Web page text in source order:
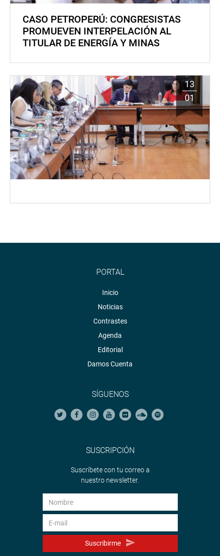
CASO PETROPERÚ: CONGRESISTAS
PROMUEVEN INTERPELACIÓN AL
TITULAR DE ENERGÍA Y MINAS
13
01
PORTAL
Inicio
Noticias
Contrastes
Agenda
Editorial
Damos Cuenta
SÍGUENOS
SUSCRIPCIÓN
Suscríbete con tu correo a
nuestro newsletter.
Suscribirme